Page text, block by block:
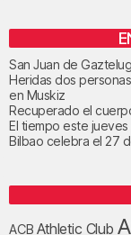
San Juan de
Heridas dos
en Muskiz
Recuperado el
El tiempo este
Bilbao celebra el 27
ACB Athletic Club